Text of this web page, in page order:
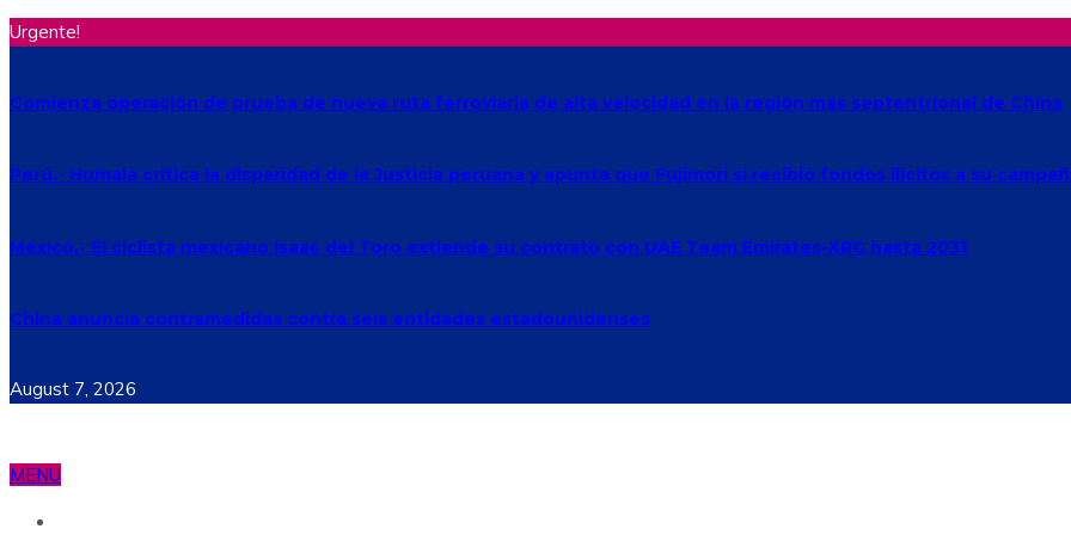
Urgente!
Comienza operación de prueba de nueva ruta ferroviaria de alta velocidad en la región más septentrional de China
Perú.- Humala critica la disparidad de la Justicia peruana y apunta que Fujimori sí recibió fondos ilícitos a su
México.- El ciclista mexicano Isaac del Toro extiende su contrato con UAE Team Emirates-XRG hasta 2031
China anuncia contramedidas contra seis entidades estadounidenses
August 7, 2026
MENU